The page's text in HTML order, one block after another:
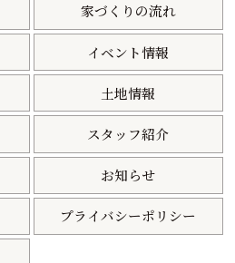
家づくりの流れ
イベント情報
土地情報
スタッフ紹介
お知らせ
プライバシーポリシー